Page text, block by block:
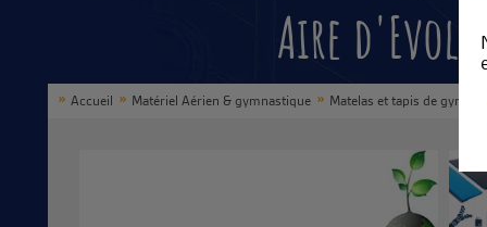
Aire
Accueil Matériel Aérien & gymnastique Matelas et tapis de